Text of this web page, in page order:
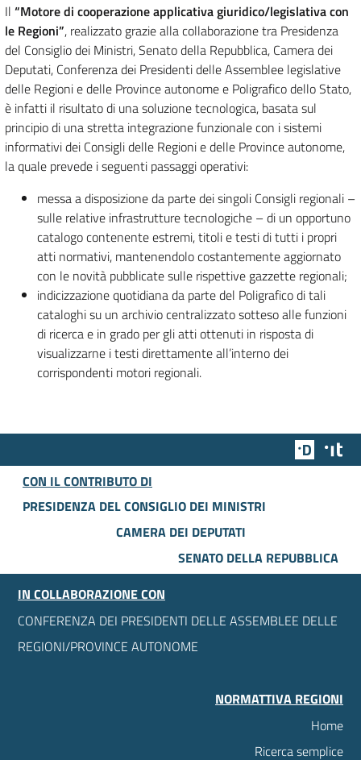
Il “Motore di cooperazione applicativa giuridico/legislativa con
le Regioni”, realizzato grazie alla collaborazione tra Presidenza
del Consiglio dei Ministri, Senato della Repubblica, Camera dei
Deputati, Conferenza dei Presidenti delle Assemblee legislative
delle Regioni e delle Province autonome e Poligrafico dello Stato,
è infatti il risultato di una soluzione tecnologica, basata sul
principio di una stretta integrazione funzionale con i sistemi
informativi dei Consigli delle Regioni e delle Province autonome,
la quale prevede i seguenti passaggi operativi:
messa a disposizione da parte dei singoli Consigli regionali –
sulle relative infrastrutture tecnologiche – di un opportuno
catalogo contenente estremi, titoli e testi di tutti i propri
atti normativi, mantenendolo costantemente aggiornato
con le novità pubblicate sulle rispettive gazzette regionali;
indicizzazione quotidiana da parte del Poligrafico di tali
cataloghi su un archivio centralizzato sotteso alle funzioni
di ricerca e in grado per gli atti ottenuti in risposta di
visualizzarne i testi direttamente all’interno dei
corrispondenti motori regionali.
Team
CON IL CONTRIBUTO DI
PRESIDENZA DEL CONSIGLIO DEI MINISTRI
CAMERA DEI DEPUTATI
SENATO DELLA REPUBBLICA
IN COLLABORAZIONE CON
CONFERENZA DEI PRESIDENTI DELLE ASSEMBLEE DELLE
REGIONI/PROVINCE AUTONOME
NORMATTIVA REGIONI
Home
Ricerca semplice